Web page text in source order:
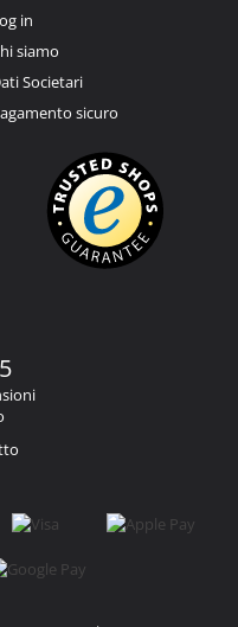
in
siamo
Societari
sicuro